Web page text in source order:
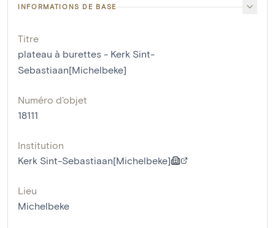
INFORMATIONS DE BASE
Titre
plateau à burettes - Kerk Sint-
Sebastiaan[Michelbeke]
Numéro d'objet
18111
Institution
Kerk Sint-Sebastiaan[Michelbeke]
Lieu
Michelbeke